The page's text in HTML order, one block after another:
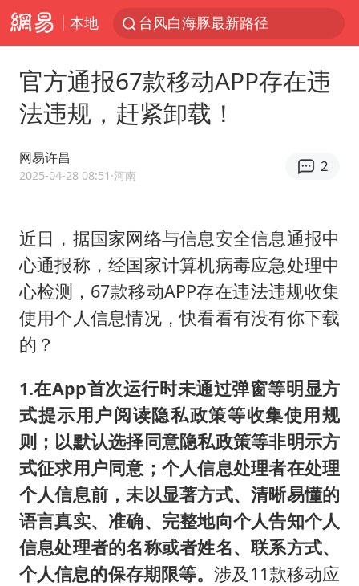
本地
台风白海豚最新路径
外交部发言人就广岛核爆81周年等答记者问
中央气象台发布台风黄色预警
63岁关之琳否认与27岁模特恋情
郑国霖回应去景区上班被保安拦下
80后女柜员逆袭成4200亿银行副行长
感觉全东北都在等7号
27岁女子成组织卖淫集团主犯被通缉
扎哈罗娃批广岛市长不提美国原子弹
村民谈“梅姨”：叫的其实是“媒姨”
首次证实！“胶球”存在
东方甄选被判赔偿江小白30万元
奋进开新局 实干挑大梁
官方通报67款移动APP存在违
法违规，赶紧卸载！
网易许昌
2025-04-28 08:51 ·河南
2
近日，据国家网络与信息安全信息通报中
心通报称，经国家计算机病毒应急处理中
心检测，67款移动APP存在违法违规收集
使用个人信息情况，快看看有没有你下载
的？
1.在App首次运行时未通过弹窗等明显方
式提示用户阅读隐私政策等收集使用规
则；以默认选择同意隐私政策等非明示方
式征求用户同意；个人信息处理者在处理
个人信息前，未以显著方式、清晰易懂的
语言真实、准确、完整地向个人告知个人
信息处理者的名称或者姓名、联系方式、
个人信息的保存期限等。涉及11款移动应